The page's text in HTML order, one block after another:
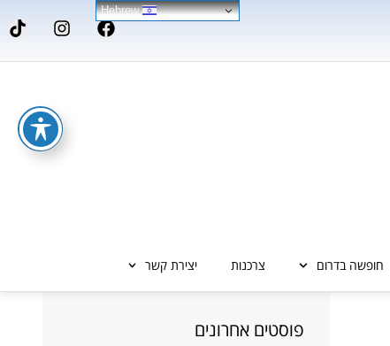
חופשה בדרום צרכנות יצירת קשר
פוסטים אחרונים
Hebrew